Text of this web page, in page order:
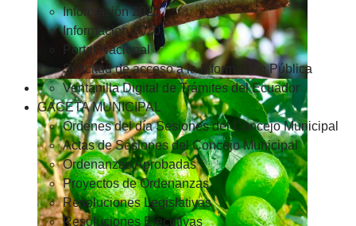
Información 2021
Información 2020
Portal Nacional
Solicitud de acceso a la Información Pública
Ventanilla Digital de Trámites del Ecuador
GACETA MUNICIPAL
Ordenes del día Sesiones del Concejo Municipal
Actas de Sesiones del Concejo Municipal
Ordenanzas Aprobadas
Proyectos de Ordenanzas
Resoluciones Legislativas
Resoluciones Ejecutivas